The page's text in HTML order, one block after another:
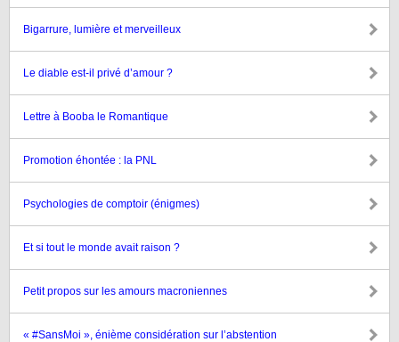
Bigarrure, lumière et merveilleux
Le diable est-il privé d’amour ?
Lettre à Booba le Romantique
Promotion éhontée : la PNL
Psychologies de comptoir (énigmes)
Et si tout le monde avait raison ?
Petit propos sur les amours macroniennes
« #SansMoi », énième considération sur l’abstention